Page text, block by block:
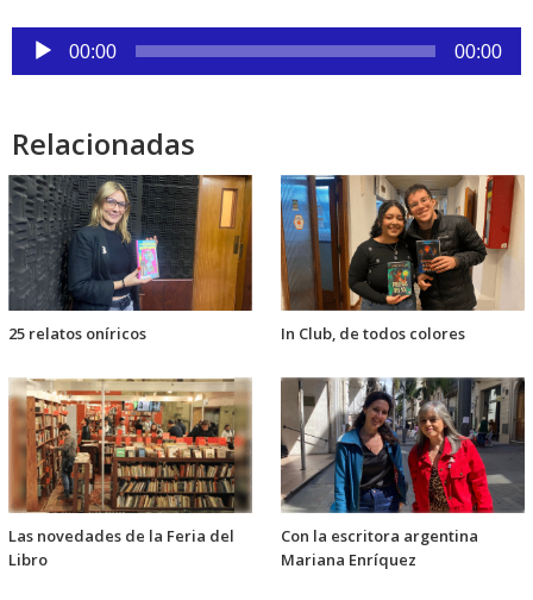
Reproductor
audio
00:00 00:00
Relacionadas
25 relatos oníricos In Club, de todos colores
Las novedades de la Feria del
Libro
Con la escritora argentina
Mariana Enríquez